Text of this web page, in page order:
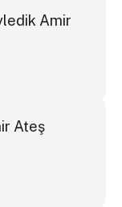
Amir
Ateş